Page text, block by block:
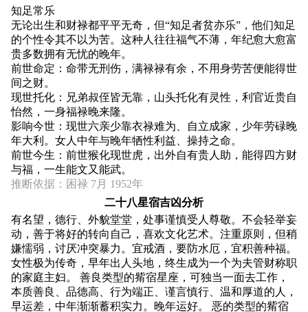
知足常乐
无论出生和财禄都平平无奇，但“知足者贫亦乐”，他们知足
的个性令其不以为苦。这种人往往福气不薄，年纪愈大愈富
贵多数拥有无忧的晚年。
前世命定：命带无刑伤，满禄禄有余，不用身劳苦便能得世
间之财。
现世托化：兄弟叔侄皆无靠，山头托化有灵性，利官近贵自
怡然，一身福禄晚来隆。
影响今世：现世六亲少靠衣禄难为、自立成家，少年劳碌晚
年大利。女人中年与晚年牺性利益、操持之命。
前世今生：前世猴化现世虎，出外自有贵人助，能得四方财
与福，一生能文又能武。
推断依据：困禄 7月 1952年
二十八星宿吉凶分析
有名望，德行、外貌堂堂，处事谨慎受人尊敬。不会轻举妄
动，善于将好的转向自己，喜欢文化艺术。注重原则，但稍
嫌懦弱，讨厌冲突暴力。宜戒酒，要防水厄，宜积善种福。
女性极为传奇，早年出人头地，终生成为一个为夫管财称职
的家庭主妇。 善良类型的觜宿星座，可独当一面去工作，
本质善良、品德高、行为端正、谨言慎行、温和厚道的人，
早运差，中年渐渐蓄积实力。晚年运好。 恶的类型的觜宿